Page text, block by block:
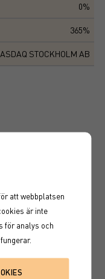
0%
365%
STOCKHOLM AB
att webbplatsen
är inte
för analys och